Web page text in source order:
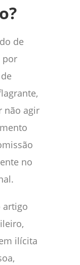
de
por
não agir
no
artigo
ilícita